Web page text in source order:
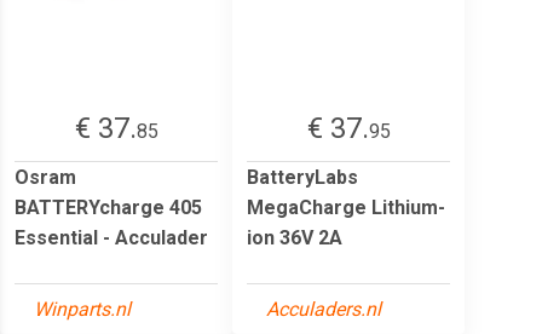
€ 37.85
Osram
BATTERYcharge 405
Essential - Acculader
Winparts.nl
€ 37.95
BatteryLabs
MegaCharge Lithium-
ion 36V 2A
Acculaders.nl